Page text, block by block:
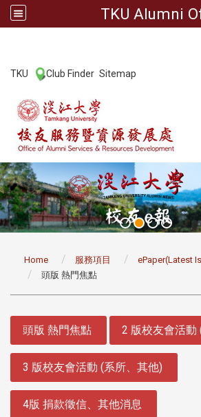
TKU Alumni
TKU Club Finder Sitemap
Home 服務項目
ePaper(Latest
頭版 熱門焦點
頭版 熱門焦點 2 版校友會活動
3 版校友會活動 (系所、其他)
4版 捐款徵信、其他消息